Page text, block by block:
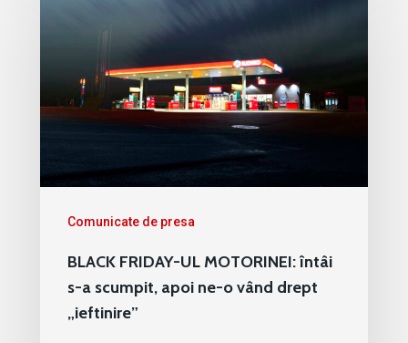
Comunicate de presa
BLACK FRIDAY-UL MOTORINEI: întâi
s-a scumpit, apoi ne-o vând drept
„ieftinire”